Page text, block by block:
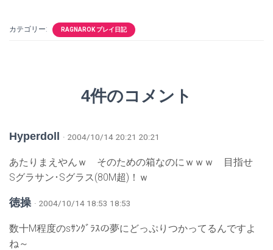
カテゴリー: RAGNAROK プレイ日記
4件のコメント
Hyperdoll · 2004/10/14 20:21 20:21
あたりまえやんｗ そのための箱なのにｗｗｗ 目指せ
Sグラサン･Sグラス(80M超)！ｗ
徳操 · 2004/10/14 18:53 18:53
数十M程度のsｻﾝｸﾞﾗｽの夢にどっぷりつかってるんですよ
ね～